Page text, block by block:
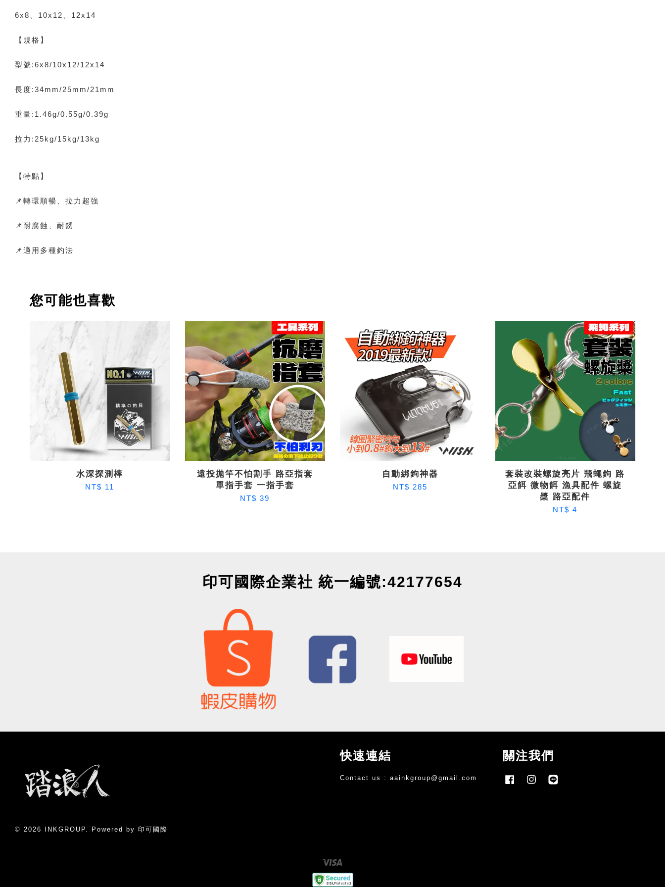
6x8、10x12、12x14
【規格】
型號:6x8/10x12/12x14
長度:34mm/25mm/21mm
重量:1.46g/0.55g/0.39g
拉力:25kg/15kg/13kg
【特點】
📌轉環順暢、拉力超強
📌耐腐蝕、耐銹
📌適用多種釣法
您可能也喜歡
水深探測棒
NT$ 11
遠投拋竿不怕割手 路亞指套
單指手套 一指手套
NT$ 39
自動綁鉤神器
NT$ 285
套裝改裝螺旋亮片 飛蠅鉤 路
亞餌 微物餌 漁具配件 螺旋
槳 路亞配件
NT$ 4
印可國際企業社 統一編號:42177654
© 2026 INKGROUP. Powered by 印可國際
快速連結
Contact us : aainkgroup@gmail.com
關注我們
FacebookInstagram